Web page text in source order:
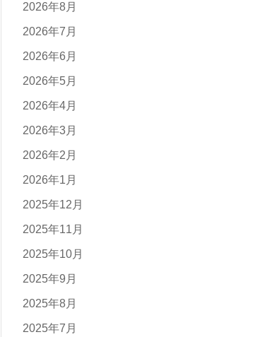
2026年8月
2026年7月
2026年6月
2026年5月
2026年4月
2026年3月
2026年2月
2026年1月
2025年12月
2025年11月
2025年10月
2025年9月
2025年8月
2025年7月